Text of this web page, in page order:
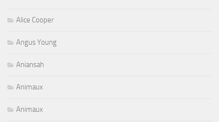
Alice Cooper
Angus Young
Aniansah
Animaux
Animaux